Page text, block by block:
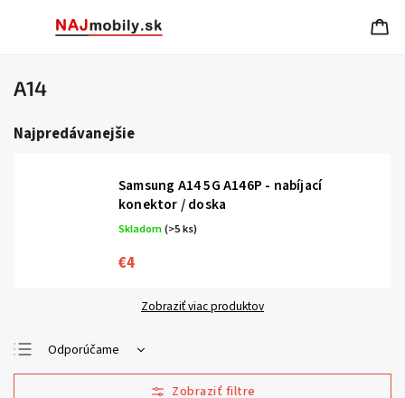
A14
Najpredávanejšie
Samsung A14 5G A146P - nabíjací
konektor / doska
Skladom(>5 ks)
€4
Zobraziť viac produktov
Odporúčame
Najlacnejšie